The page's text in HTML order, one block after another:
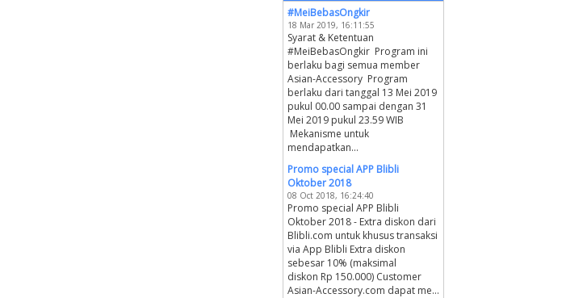
#MeiBebasOngkir
18 Mar 2019, 16:11:55
Syarat & Ketentuan
#MeiBebasOngkir Program ini
berlaku bagi semua member
Asian-Accessory Program
berlaku dari tanggal 13 Mei 2019
pukul 00.00 sampai dengan 31
Mei 2019 pukul 23.59 WIB
Mekanisme untuk
mendapatkan...
Promo special APP Blibli
Oktober 2018
08 Oct 2018, 16:24:40
Promo special APP Blibli
Oktober 2018 - Extra diskon dari
Blibli.com untuk khusus transaksi
via App Blibli Extra diskon
sebesar 10% (maksimal
diskon Rp 150.000) Customer
Asian-Accessory.com dapat me...